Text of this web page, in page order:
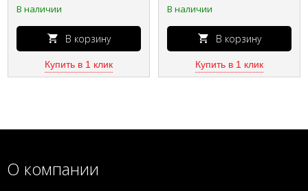
В наличии
В корзину
Купить в 1 клик
В наличии
В корзину
Купить в 1 клик
О компании